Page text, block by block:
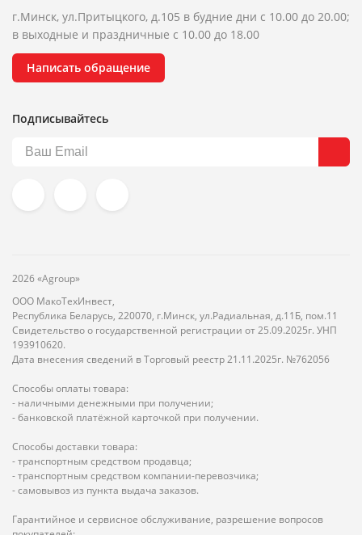
г.Минск, ул.Притыцкого, д.105 в будние дни с 10.00 до 20.00;
в выходные и праздничные с 10.00 до 18.00
Написать обращение
Подписывайтесь
2026 «Agroup»
ООО МакоТехИнвест,
Республика Беларусь, 220070, г.Минск, ул.Радиальная, д.11Б, пом.11
Свидетельство о государственной регистрации от 25.09.2025г. УНП
193910620.
Дата внесения сведений в Торговый реестр 21.11.2025г. №762056
Способы оплаты товара:
- наличными денежными при получении;
- банковской платёжной карточкой при получении.
Способы доставки товара:
- транспортным средством продавца;
- транспортным средством компании-перевозчика;
- самовывоз из пункта выдача заказов.
Гарантийное и сервисное обслуживание, разрешение вопросов